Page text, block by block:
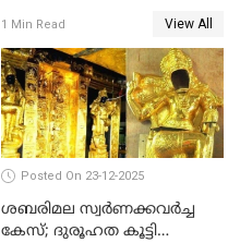
മേയറാകില്ല
1 Min Read View All
Posted On 23-12-2025
ശബരിമല സ്വര്‍ണക്കവര്‍ച്ച
കേസ്; ദുരൂഹത കൂട്ടി